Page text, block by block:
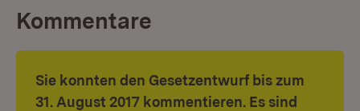
Kommentare
Sie konnten den Gesetzentwurf bis zum
31. August 2017 kommentieren. Es sind